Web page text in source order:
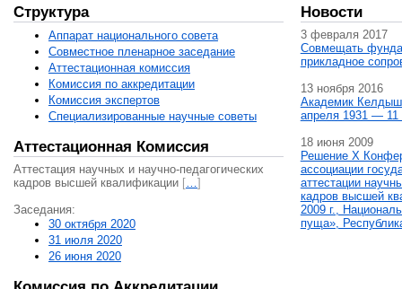
Структура
Аппарат национального совета
Совместное пленарное заседание
Аттестационная комисcия
Комиссия по аккредитации
Комиссия экспертов
Специализированные научные советы
Аттестационная Комиссия
Аттестация научных и научно-педагогических
кадров высшей квалификации […]
Заседания:
30 октября 2020
31 июля 2020
26 июня 2020
Новости
3 февраля 2017
Совмещать
прикладное
13 ноября 2016
Академик
апреля 1931 — 11
18 июня 2009
Решение X
ассоциации
аттестации
кадров высшей
2009 г.,
пуща»,